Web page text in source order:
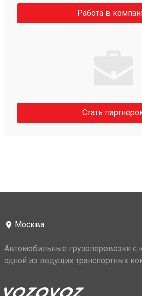
Работа в
Стать
Москва
Автомобильные грузоперевозки с
одной из ведущих транспортных